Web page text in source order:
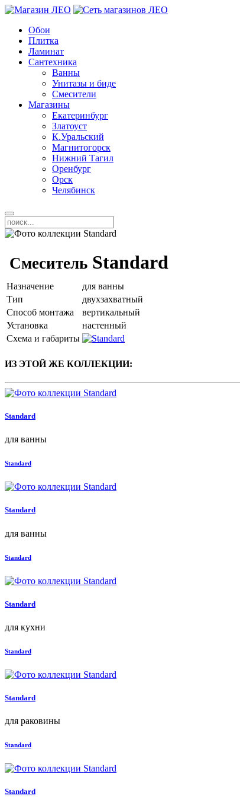
Обои
Плитка
Ламинат
Сантехника
Ванны
Унитазы и биде
Смесители
Магазины
Екатеринбург
Златоуст
К.Уральский
Магнитогорск
Нижний Тагил
Оренбург
Орск
Челябинск
Смеситель Standard
Назначение
для ванны
Тип
двухзахватный
Способ монтажа
вертикальный
Установка
настенный
Схема и габариты
ИЗ ЭТОЙ ЖЕ КОЛЛЕКЦИИ:
Standard
для ванны
Standard
Standard
для ванны
Standard
Standard
для кухни
Standard
Standard
для раковины
Standard
Standard